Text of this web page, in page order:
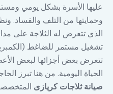
عليها الأسرة بشكل يومي
وحمايتها من التلف والفساد.
تشغيل مستمر للضاغط
تتعرض بعض أجزائها لبعض
الحياة اليومية. من هنا تبرز
صيانة ثلاجات كريازى